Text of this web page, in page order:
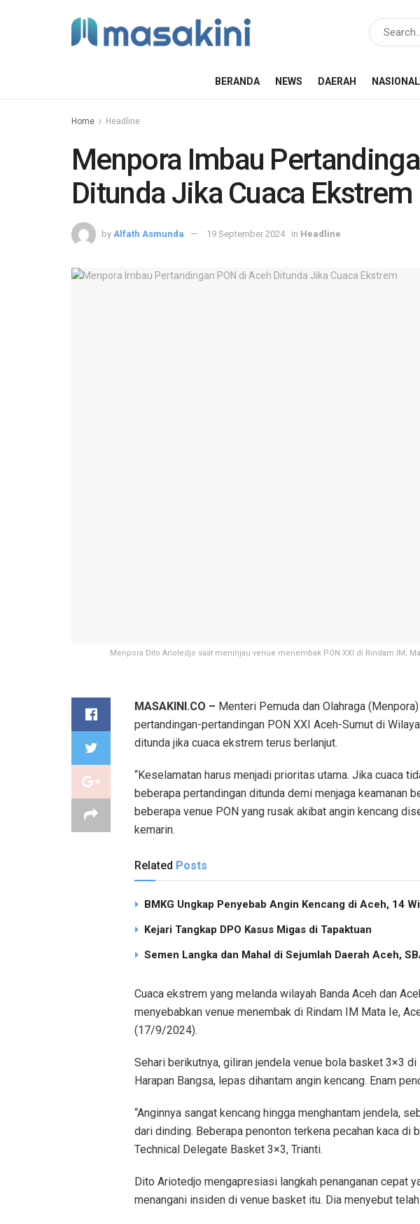
BERANDA NEWS DAERAH NASIONAL
Home Headline
Menpora Imbau
Ditunda Jika Cuaca Ekstrem
by Alfath Asmunda 19 September 2024 in Headline
Menpora Dito Ariotedjo saat meninjau venue menembak PON XXI di Rindam IM,
MASAKINI.CO – Menteri Pemuda dan Olahraga
pertandingan-pertandingan PON XXI Aceh-Sumut di
ditunda jika cuaca ekstrem terus berlanjut.
“Keselamatan harus menjadi prioritas utama. Jika cuaca
beberapa pertandingan ditunda demi menjaga keamanan
beberapa venue PON yang rusak akibat angin kencang
kemarin.
Related Posts
BMKG Ungkap Penyebab Angin Kencang di Aceh, 14
Kejari Tangkap DPO Kasus Migas di Tapaktuan
Semen Langka dan Mahal di Sejumlah Daerah Aceh,
Cuaca ekstrem yang melanda wilayah Banda Aceh dan
menyebabkan venue menembak di Rindam IM Mata Ie,
(17/9/2024).
Sehari berikutnya, giliran jendela venue bola basket 3×3
Harapan Bangsa, lepas dihantam angin kencang. Enam
“Anginnya sangat kencang hingga menghantam jendela,
dari dinding. Beberapa penonton terkena pecahan kaca di
Technical Delegate Basket 3×3, Trianti.
Dito Ariotedjo mengapresiasi langkah penanganan cepat
menangani insiden di venue basket itu. Dia menyebut